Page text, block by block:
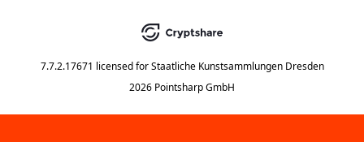
7.7.2.17671 licensed for Staatliche Kunstsammlungen Dresden
2026 Pointsharp GmbH